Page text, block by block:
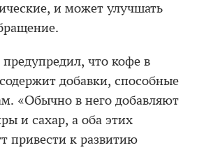
и может улучшать
что кофе в
добавки, способные
«Обычно в него добавляют
и сахар, а оба этих
привести к развитию